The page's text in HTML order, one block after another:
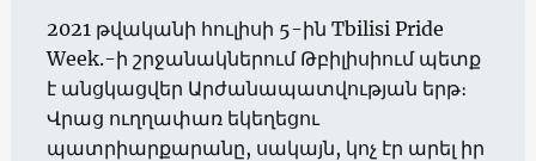
2021 թվականի հուլիսի 5-ին Tbilisi Pride
Week.-ի շրջանակներում Թբիլիսիում պետք
է անցկացվեր Արժանապատվության երթ։
Վրաց ուղղափառ եկեղեցու
պատրիարքարանը, սակայն, կոչ էր արել իր